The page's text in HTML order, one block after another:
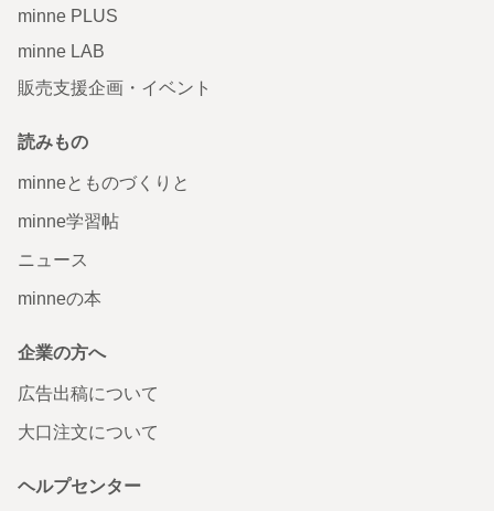
minne PLUS
minne LAB
販売支援企画・イベント
読みもの
minneとものづくりと
minne学習帖
ニュース
minneの本
企業の方へ
広告出稿について
大口注文について
ヘルプセンター